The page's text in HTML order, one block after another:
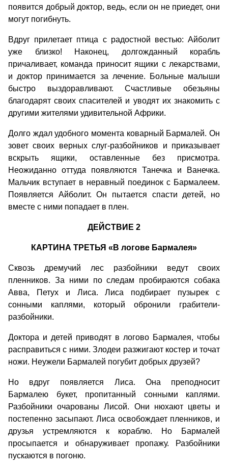
появится добрый доктор, ведь, если он не приедет, они
могут погибнуть.
Вдруг прилетает птица с радостной вестью: Айболит
уже близко! Наконец, долгожданный корабль
причаливает, команда приносит ящики с лекарствами,
и доктор принимается за лечение. Больные малыши
быстро выздоравливают. Счастливые обезьяны
благодарят своих спасителей и уводят их знакомить с
другими жителями удивительной Африки.
Долго ждал удобного момента коварный Бармалей. Он
зовет своих верных слуг-разбойников и приказывает
вскрыть ящики, оставленные без присмотра.
Неожиданно оттуда появляются Танечка и Ванечка.
Мальчик вступает в неравный поединок с Бармалеем.
Появляется Айболит. Он пытается спасти детей, но
вместе с ними попадает в плен.
ДЕЙСТВИЕ 2
КАРТИНА ТРЕТЬЯ «В логове Бармалея»
Сквозь дремучий лес разбойники ведут своих
пленников. За ними по следам пробираются собака
Авва, Петух и Лиса. Лиса подбирает пузырек с
сонными каплями, который обронили грабители-
разбойники.
Доктора и детей приводят в логово Бармалея, чтобы
расправиться с ними. Злодеи разжигают костер и точат
ножи. Неужели Бармалей погубит добрых друзей?
Но вдруг появляется Лиса. Она преподносит
Бармалею букет, пропитанный сонными каплями.
Разбойники очарованы Лисой. Они нюхают цветы и
постепенно засыпают. Лиса освобождает пленников, и
друзья устремляются к кораблю. Но Бармалей
просыпается и обнаруживает пропажу. Разбойники
пускаются в погоню.